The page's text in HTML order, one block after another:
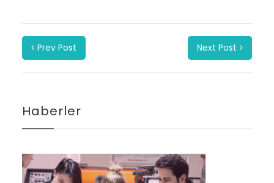
Prev Post Next Post
Haberler